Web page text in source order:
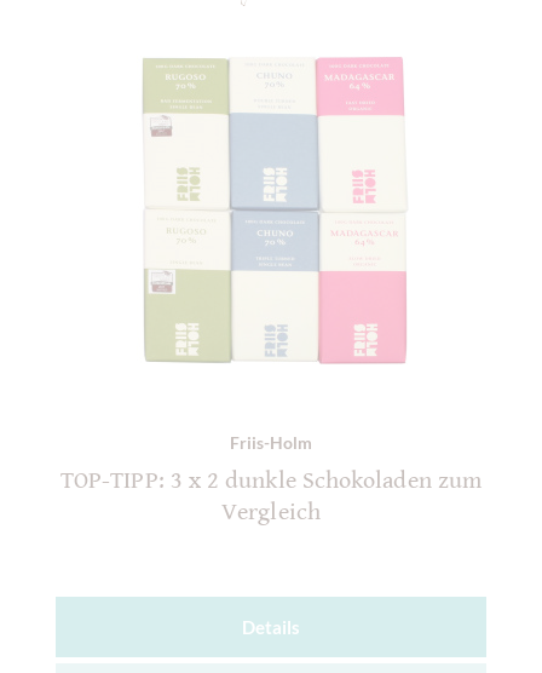
Friis-Holm
TOP-TIPP: 3 x 2 dunkle Schokoladen zum
Vergleich
Details